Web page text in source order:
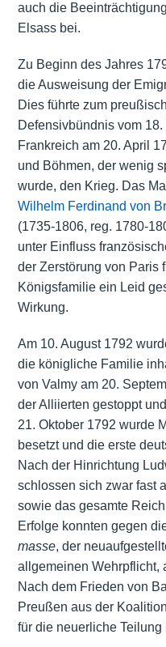
auch die
Elsass bei.
Zu Beginn des Jahres
die Ausweisung der
Dies führte zum
Defensivbündnis vom
Frankreich am 20. April
und Böhmen, der wenig
wurde, den Krieg. Das
Wilhelm Ferdinand von
(1735-1806, reg. 1780-
unter Einfluss
der Zerstörung von Paris
Königsfamilie ein Leid
Wirkung.
Am 10. August 1792
die königliche Familie
von Valmy am 20.
der Alliierten gestoppt
21. Oktober 1792 wurde
besetzt und die erste
Nach der Hinrichtung
schlossen sich zwar fast
sowie das gesamte
Erfolge konnten gegen
masse, der
allgemeinen Wehrpflicht,
Nach dem Frieden von
Preußen aus der
für die neuerliche Teilung